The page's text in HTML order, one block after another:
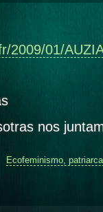
2009/01/
nos
Ecofeminismo,